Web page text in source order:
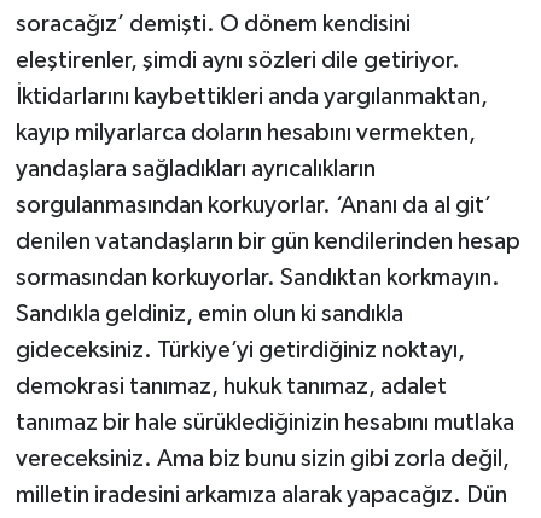
soracağız’ demişti. O dönem kendisini
eleştirenler, şimdi aynı sözleri dile getiriyor.
İktidarlarını kaybettikleri anda yargılanmaktan,
kayıp milyarlarca doların hesabını vermekten,
yandaşlara sağladıkları ayrıcalıkların
sorgulanmasından korkuyorlar. ‘Ananı da al git’
denilen vatandaşların bir gün kendilerinden hesap
sormasından korkuyorlar. Sandıktan korkmayın.
Sandıkla geldiniz, emin olun ki sandıkla
gideceksiniz. Türkiye’yi getirdiğiniz noktayı,
demokrasi tanımaz, hukuk tanımaz, adalet
tanımaz bir hale sürüklediğinizin hesabını mutlaka
vereceksiniz. Ama biz bunu sizin gibi zorla değil,
milletin iradesini arkamıza alarak yapacağız. Dün